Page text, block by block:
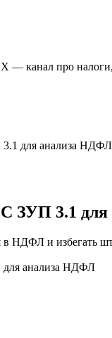
— канал про
3.1 для анализа НДФЛ
ЗУП 3.1
в НДФЛ и избегать